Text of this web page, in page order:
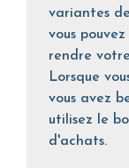
variantes
vous
rendre
Lorsque
vous avez
utilisez le
d'achats.